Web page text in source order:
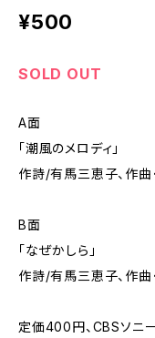
¥500
SOLD OUT
A面
「潮風のメロディ」
作詩/有馬三恵子、作
B面
「なぜかしら」
作詩/有馬三恵子、作
定価400円、CBSソニ